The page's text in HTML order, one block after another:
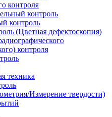
контроля
контроль
контроль
(Цветная дефектоскопия)
контроля
техника
Измерение твердости)